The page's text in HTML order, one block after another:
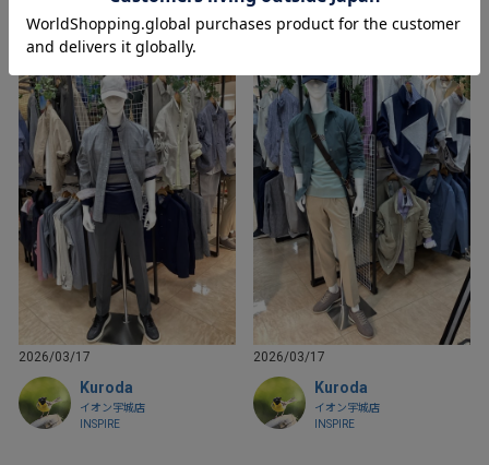
INSPIRE
INSPIRE
2026/03/17
Kuroda
イオン宇城店
INSPIRE
2026/03/17
Kuroda
イオン宇城店
INSPIRE